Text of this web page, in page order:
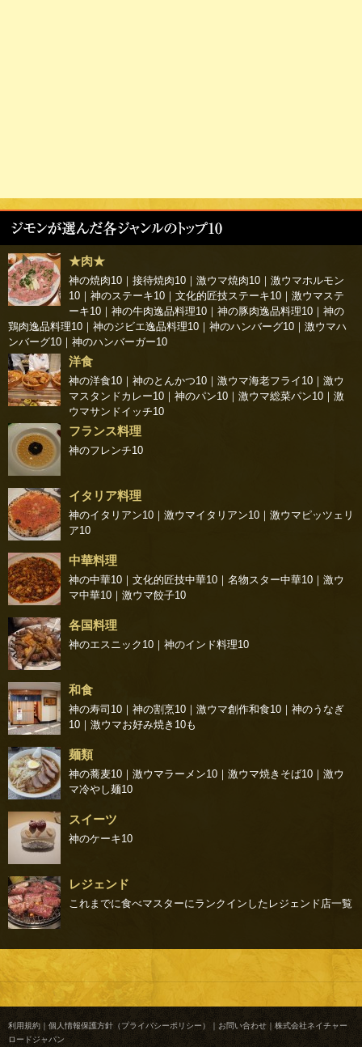
★肉★
神の焼肉10 ｜ 接待焼肉10 ｜ 激ウマ焼肉10 ｜ 激ウマホルモン
10 ｜ 神のステーキ10 ｜ 文化的匠技ステーキ10 ｜ 激ウマステ
ーキ10 ｜ 神の牛肉逸品料理10 ｜ 神の豚肉逸品料理10 ｜ 神の
鶏肉逸品料理10 ｜ 神のジビエ逸品料理10 ｜ 神のハンバーグ10 ｜ 激ウマハ
ンバーグ10 ｜ 神のハンバーガー10
洋食
神の洋食10 ｜ 神のとんかつ10 ｜ 激ウマ海老フライ10 ｜ 激ウ
マスタンドカレー10 ｜ 神のパン10 ｜ 激ウマ総菜パン10 ｜ 激
ウマサンドイッチ10
フランス料理
神のフレンチ10
イタリア料理
神のイタリアン10 ｜ 激ウマイタリアン10 ｜ 激ウマピッツェリ
ア10
中華料理
神の中華10 ｜ 文化的匠技中華10 ｜ 名物スター中華10 ｜ 激ウ
マ中華10 ｜ 激ウマ餃子10
各国料理
神のエスニック10 ｜ 神のインド料理10
和食
神の寿司10 ｜ 神の割烹10 ｜ 激ウマ創作和食10 ｜ 神のうなぎ
10 ｜ 激ウマお好み焼き10も
麺類
神の蕎麦10 ｜ 激ウマラーメン10 ｜ 激ウマ焼きそば10 ｜ 激ウ
マ冷やし麺10
スイーツ
神のケーキ10
レジェンド
これまでに食べマスターにランクインしたレジェンド店一覧
利用規約 ｜ 個人情報保護方針（プライバシーポリシー） ｜ お問い合わせ ｜ 株式会社ネイチャー
ロードジャパン